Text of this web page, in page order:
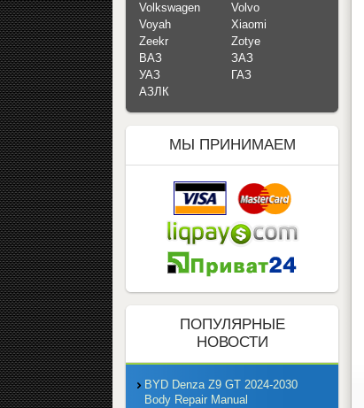
Volkswagen
Volvo
Voyah
Xiaomi
Zeekr
Zotye
ВАЗ
ЗАЗ
УАЗ
ГАЗ
АЗЛК
МЫ ПРИНИМАЕМ
ПОПУЛЯРНЫЕ
НОВОСТИ
BYD Denza Z9 GT 2024-2030
Body Repair Manual